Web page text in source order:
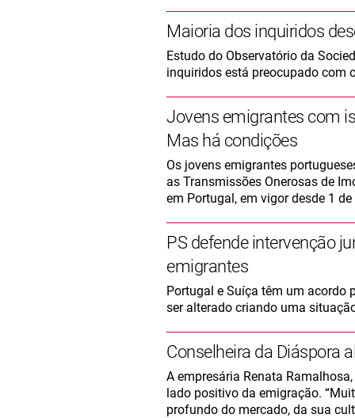
Maioria dos inquiridos
Estudo do Observatório da
inquiridos está preocupado com
Jovens emigrantes com
Mas há condições
Os jovens emigrantes
as Transmissões Onerosas de
em Portugal, em vigor desde 1
PS defende intervenção
emigrantes
Portugal e Suíça têm um acordo
ser alterado criando uma
Conselheira da Diáspora
A empresária Renata
lado positivo da emigração.
profundo do mercado, da sua